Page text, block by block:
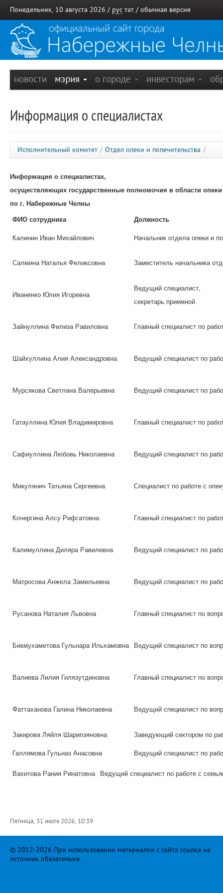
Понедельник, 10 августа 2026 / рус тат / обычная версия
новости мэрия о городе инвесторам
Информация о специалистах
Исполнительный комитет / Отдел опеки и попечительства /
Информация о специалистах,
осуществляющих государственные полномочия в области опеки
по г. Набережные Челны
ФИО сотрудника
Должность
Калинин Иван Михайлович
Начальник отдела опеки и
Салмина Наталья Феликсовна Заместитель начальника
Иваненко Юлия Игоревна
Ведущий специалист,
секретарь приемной
Зайнуллина Филиза Равиловна Главный специалист по
Шайхуллина Алия Александровна Ведущий специалист по
Мурсякова Светлана Валерьевна Ведущий специалист по
Гатауллина Юлия Владимировна Главный специалист по
Сафиуллина Любовь Николаевна Ведущий специалист по
Микулянич Татьяна Сергеевна Специалист по работе с
Кочергина Алсу Рифгатовна Главный специалист по
Калимуллина Диляра Равилевна Ведущий специалист по
Матросова Анжела Замильевна Ведущий специалист по
Русанова Наталия Львовна Главный специалист по
Бикмухаметова Гульнара Ильхамовна Ведущий специалист по
Валиева Лилия Гилязутдиновна Главный специалист по
Фаттаханова Галина Николаевна Ведущий специалист по
Закирова Ляйля Шарипзяновна
Заведующий сектором по
Галлямова Гульназ Анасовна
Ведущий специалист по
Вахитова Рания Ринатовна Ведущий специалист по работе с
Пятница, 31 июля 2026, 10:39
© 2012-2026 При использовании материалов с сайта ссылка на
источник обязательна.